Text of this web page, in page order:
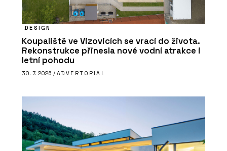
DESIGN
Koupaliště ve Vizovicích se vrací do života.
Rekonstrukce přinesla nové vodní atrakce i
letní pohodu
30. 7. 2026 / ADVERTORIAL